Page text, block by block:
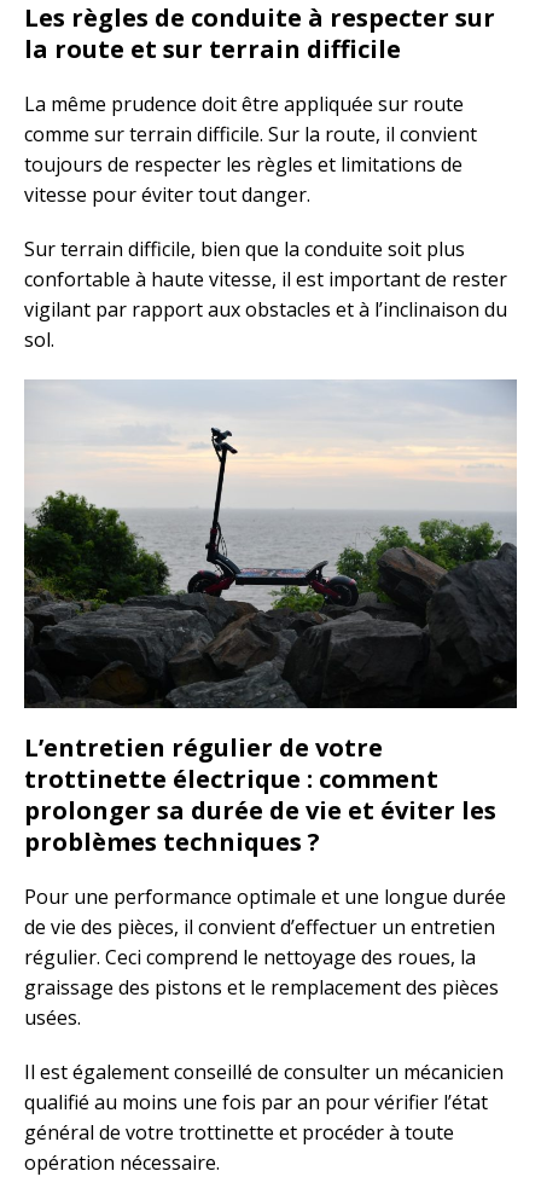
Les règles de conduite à respecter sur
la route et sur terrain difficile
La même prudence doit être appliquée sur route
comme sur terrain difficile. Sur la route, il convient
toujours de respecter les règles et limitations de
vitesse pour éviter tout danger.
Sur terrain difficile, bien que la conduite soit plus
confortable à haute vitesse, il est important de rester
vigilant par rapport aux obstacles et à l’inclinaison du
sol.
L’entretien régulier de votre
trottinette électrique : comment
prolonger sa durée de vie et éviter les
problèmes techniques ?
Pour une performance optimale et une longue durée
de vie des pièces, il convient d’effectuer un entretien
régulier. Ceci comprend le nettoyage des roues, la
graissage des pistons et le remplacement des pièces
usées.
Il est également conseillé de consulter un mécanicien
qualifié au moins une fois par an pour vérifier l’état
général de votre trottinette et procéder à toute
opération nécessaire.